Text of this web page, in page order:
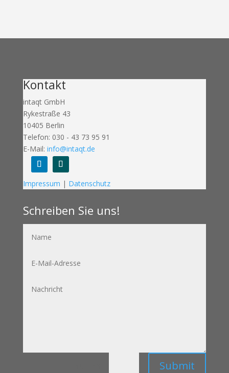
Kontakt
intaqt GmbH
Rykestraße 43
10405 Berlin
Telefon: 030 - 43 73 95 91
E-Mail: info@intaqt.de
Impressum | Datenschutz
Schreiben Sie uns!
Mail-
Submit